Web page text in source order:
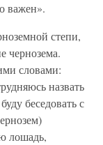
важен».
степи,
чернозема.
словами:
назвать
беседовать с
лошадь,